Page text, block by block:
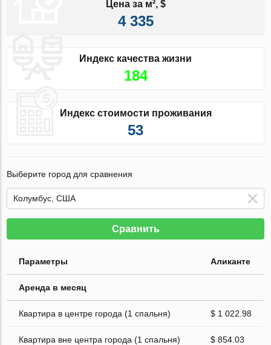
Цена за м², $
4 335
Индекс качества жизни
184
Индекс стоимости проживания
53
Выберите город для сравнения
Сравнить
Параметры Аликанте
Аренда в месяц
Квартира в центре города (1 спальня) $ 1 022.98
Квартира вне центра города (1 спальня) $ 854.03